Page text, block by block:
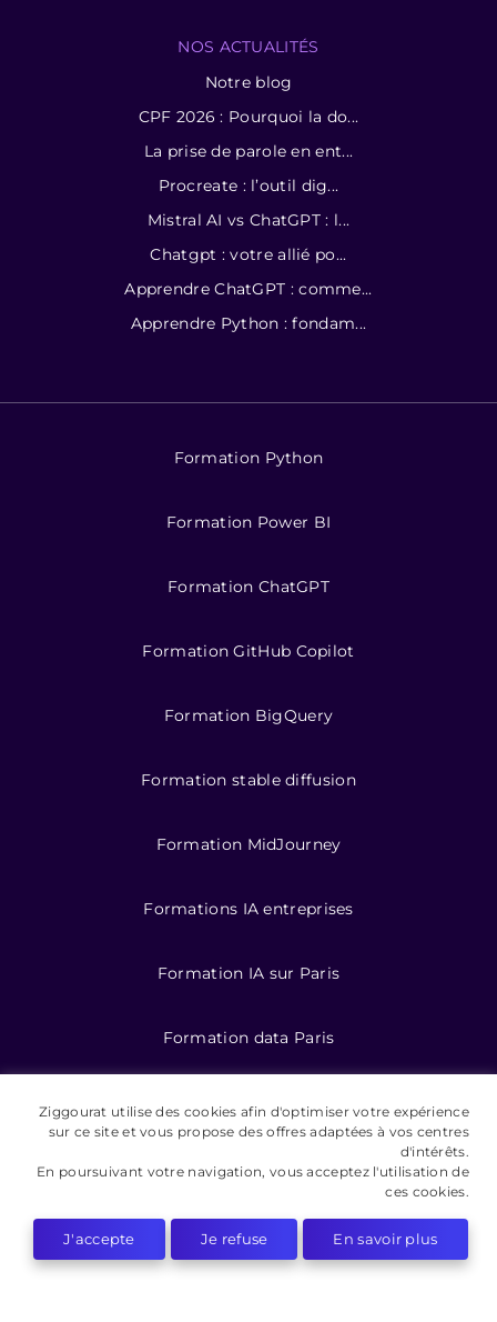
NOS ACTUALITÉS
Notre blog
CPF 2026 : Pourquoi la do...
La prise de parole en ent...
Procreate : l’outil dig...
Mistral AI vs ChatGPT : l...
Chatgpt : votre allié po...
Apprendre ChatGPT : comme...
Apprendre Python : fondam...
Formation Python
Formation Power BI
Formation ChatGPT
Formation GitHub Copilot
Formation BigQuery
Formation stable diffusion
Formation MidJourney
Formations IA entreprises
Formation IA sur Paris
Formation data Paris
Formations data
Formation IA pour entreprises
©️ 2026 Ziggourat formations
Ziggourat utilise des cookies afin d'optimiser votre expérience
sur ce site et vous propose des offres adaptées à vos centres
d'intérêts.
En poursuivant votre navigation, vous acceptez l'utilisation de
ces cookies.
J'accepte Je refuse En savoir plus